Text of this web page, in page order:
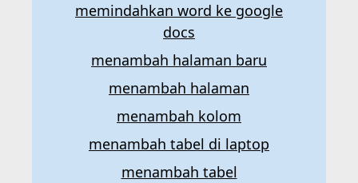
memindahkan word ke google
docs
menambah halaman baru
menambah halaman
menambah kolom
menambah tabel di laptop
menambah tabel